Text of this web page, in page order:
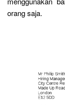
orang saja.